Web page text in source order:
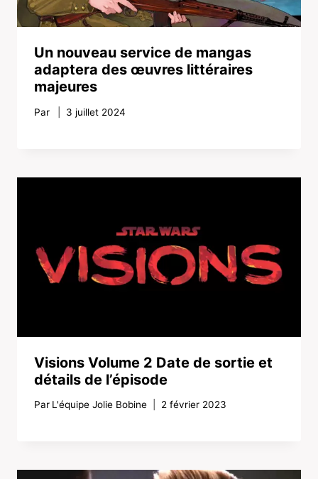
Un nouveau service de mangas
adaptera des œuvres littéraires
majeures
Par 3 juillet 2024
Visions Volume 2 Date de sortie et
détails de l’épisode
Par L'équipe Jolie Bobine 2 février 2023